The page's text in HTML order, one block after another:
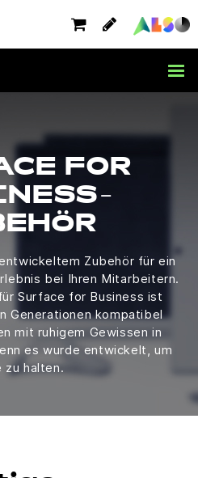
FOR
Zubehör für ein
bei Ihren Mitarbeitern.
Surface for Business ist
Generationen kompatibel
mit ruhigem Gewissen in
es wurde entwickelt, um
zu halten.